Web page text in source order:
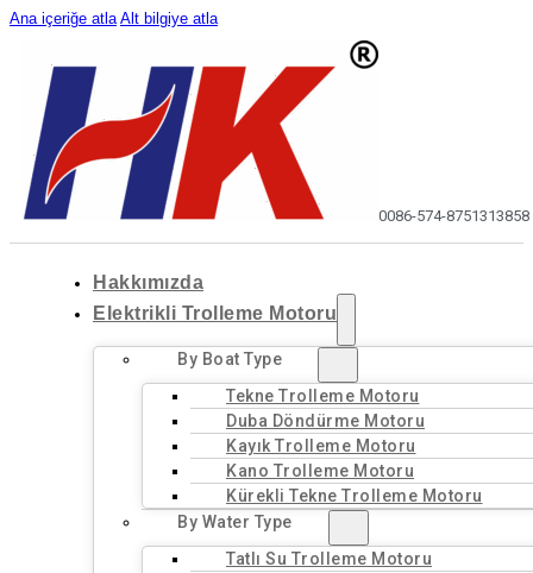
Ana içeriğe atla Alt bilgiye atla
0086-574-87513138
Hakkımızda
Elektrikli Trolleme Motoru
By Boat Type
Tekne Trolleme Motoru
Duba Döndürme Motoru
Kayık Trolleme Motoru
Kano Trolleme Motoru
Kürekli Tekne Trolleme Motoru
By Water Type
Tatlı Su Trolleme Motoru